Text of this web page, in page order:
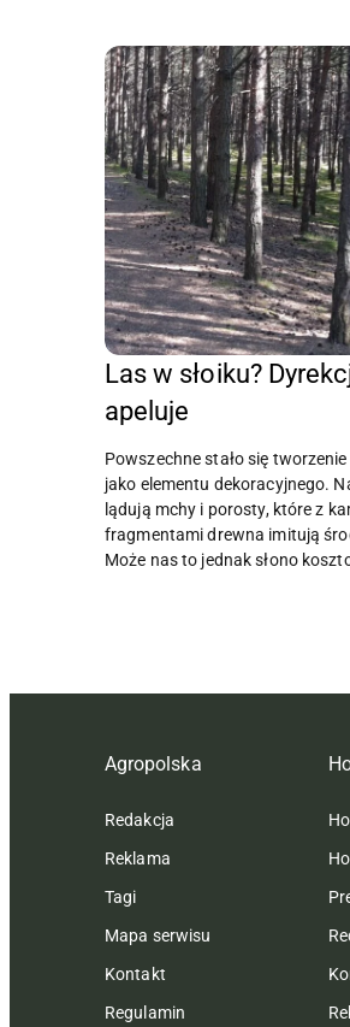
Las w słoiku?
apeluje
Powszechne stało się
jako elementu dekoracyjnego.
lądują mchy i porosty, które z
fragmentami drewna imitują
Może nas to jednak słono
Agropolska
Redakcja
Reklama
Tagi
Mapa serwisu
Kontakt
Regulamin